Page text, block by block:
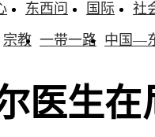
东西问 国际
社
宗教 一带一路 中国—
医生